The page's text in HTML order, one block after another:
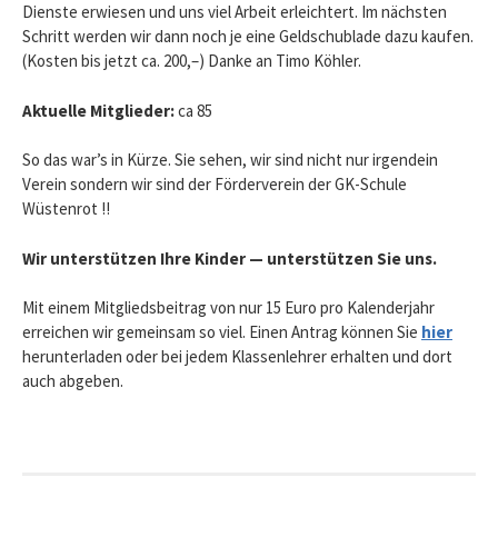
Dienste erwiesen und uns viel Arbeit erleichtert. Im nächsten
Schritt werden wir dann noch je eine Geldschublade dazu kaufen.
(Kosten bis jetzt ca. 200,–) Danke an Timo Köhler.
Aktuelle Mitglieder:ca 85
So das war’s in Kürze. Sie sehen, wir sind nicht nur irgendein
Verein sondern wir sind der Förderverein der GK-Schule
Wüstenrot !!
Wir unterstützen Ihre Kinder — unterstützen Sie uns.
Mit einem Mitgliedsbeitrag von nur 15 Euro pro Kalenderjahr
erreichen wir gemeinsam so viel. Einen Antrag können Sie hier
herunterladen oder bei jedem Klassenlehrer erhalten und dort
auch abgeben.